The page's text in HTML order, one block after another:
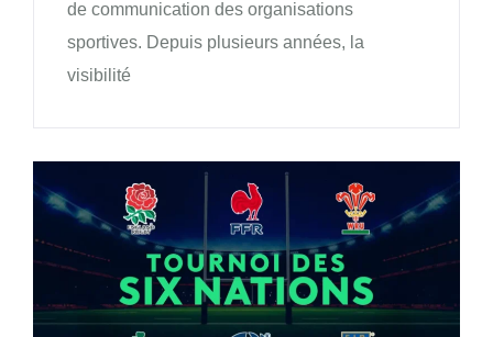
de communication des organisations
sportives. Depuis plusieurs années, la
visibilité